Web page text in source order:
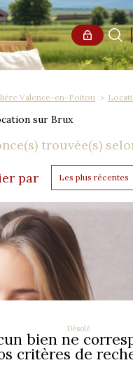
0
fr
Valence-en-Poitou
sur Brux
trouvée(s)
par Les plus récentes
Désolé
bien ne
critères de